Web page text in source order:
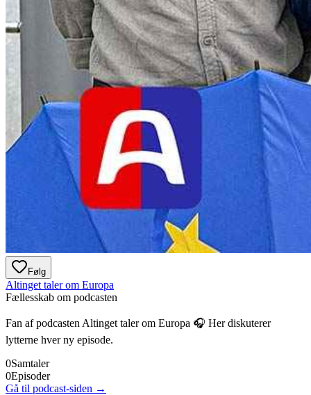
Følg
Altinget taler om Europa
Fællesskab om podcasten
Fan af podcasten Altinget taler om Europa 🎧 Her diskuterer
lytterne hver ny episode.
0Samtaler
0Episoder
Gå til podcast-siden →